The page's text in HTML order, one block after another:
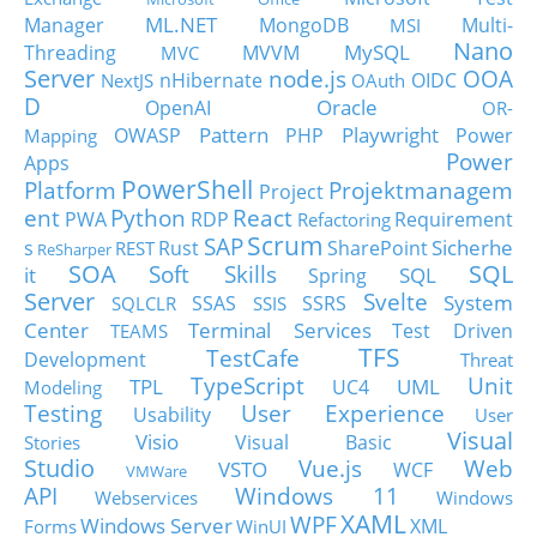
Manager
ML.NET MongoDB MSI
Multi-
Threading
MVC MVVM MySQL
Nano
Server NextJS nHibernate node.js OAuth OIDC OOA
D
OpenAI Oracle
OR-
Mapping
OWASP Pattern PHP Playwright
Power
Apps
Power
Platform PowerShell Project Projektmanagem
ent PWA Python RDP React Refactoring Requirement
s ReSharper RESTRust SAPScrum SharePointSicherhe
it
SOA Soft Skills Spring SQL
SQL
Server
SQLCLR SSAS SSIS SSRS Svelte
System
Center
TEAMS Terminal Services
Test Driven
Development
TestCafe TFS
Threat
Modeling
TPL TypeScript UC4 UML
Unit
Testing
Usability User Experience
User
Stories
Visio Visual Basic
Visual
Studio
VMWare VSTO Vue.js WCF
Web
API
Webservices Windows 11
Windows
FormsWindows ServerWinUI WPFXAMLXML